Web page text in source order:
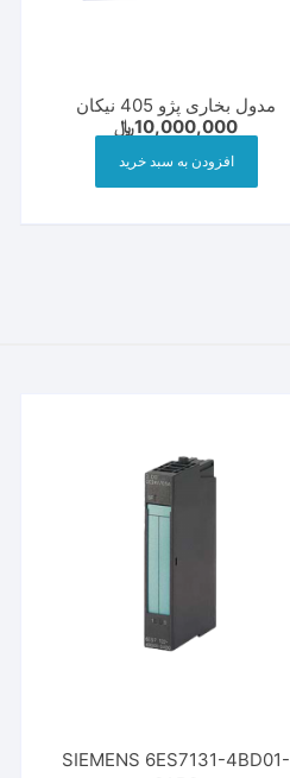
مدول بخاری پژو 405 نیکان
10,000,000﷼
افزودن به سبد خرید
SIEMENS 6ES7131-4BD01-